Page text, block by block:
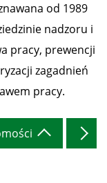
od 1989
nadzoru i
pracy, prewencji
zagadnień
pracy.